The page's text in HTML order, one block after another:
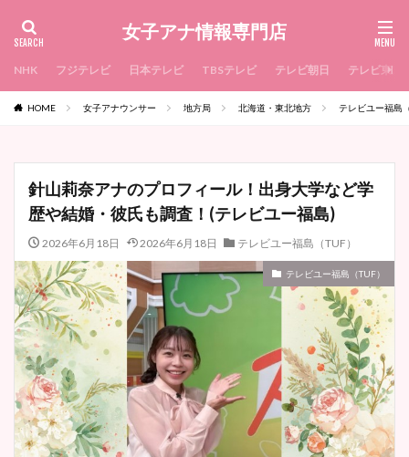
女子アナ情報専門店
NHK フジテレビ 日本テレビ TBSテレビ テレビ朝日 テレビ東京
HOME 女子アナウンサー 地方局 北海道・東北地方 テレビユー福島
針山莉奈アナのプロフィール！出身大学など学
歴や結婚・彼氏も調査！(テレビユー福島)
2026年6月18日 2026年6月18日 テレビユー福島（TUF）
テレビユー福島（TUF）